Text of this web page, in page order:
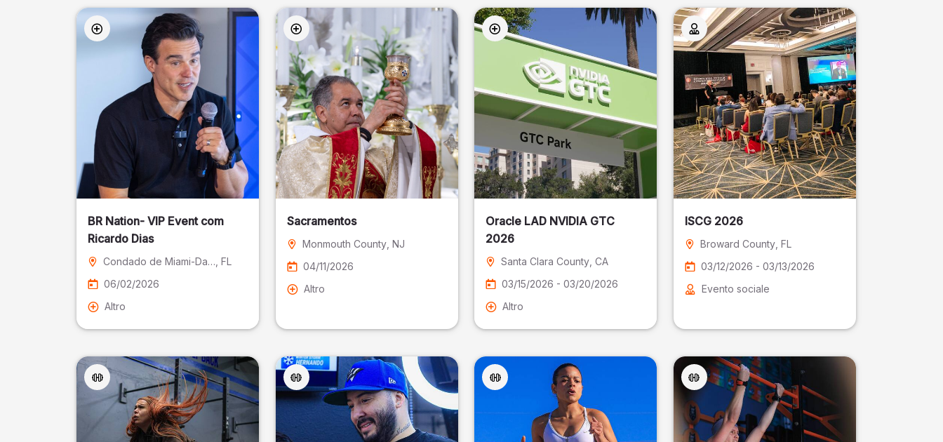
BR Nation- VIP Event com
Ricardo Dias
Condado de Miami-Dade , FL
06/02/2026
Altro
Sacramentos
Monmouth County, NJ
04/11/2026
Altro
Oracle LAD NVIDIA GTC
2026
Santa Clara County , CA
03/15/2026 - 03/20/2026
Altro
ISCG 2026
Broward County, FL
03/12/2026 - 03/13/2026
Evento sociale